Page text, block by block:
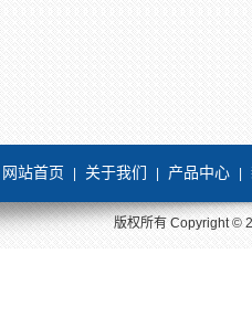
网站首页 关于我们 产品中心
版权所有 Copyright ©